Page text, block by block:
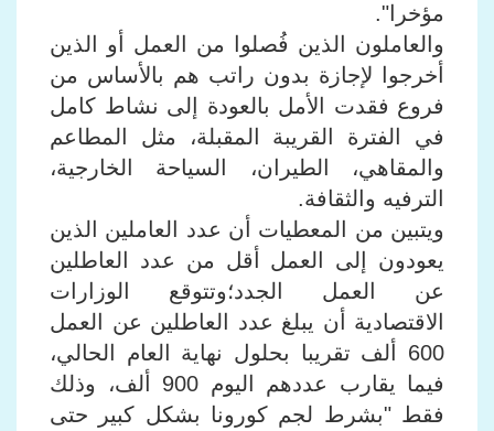
مؤخرا".
والعاملون الذين فُصلوا من العمل أو الذين
أخرجوا لإجازة بدون راتب هم بالأساس من
فروع فقدت الأمل بالعودة إلى نشاط كامل
في الفترة القريبة المقبلة، مثل المطاعم
والمقاهي، الطيران، السياحة الخارجية،
الترفيه والثقافة.
ويتبين من المعطيات أن عدد العاملين الذين
يعودون إلى العمل أقل من عدد العاطلين
عن العمل الجدد؛وتتوقع الوزارات
الاقتصادية أن يبلغ عدد العاطلين عن العمل
600 ألف تقريبا بحلول نهاية العام الحالي،
فيما يقارب عددهم اليوم 900 ألف، وذلك
فقط "بشرط لجم كورونا بشكل كبير حتى